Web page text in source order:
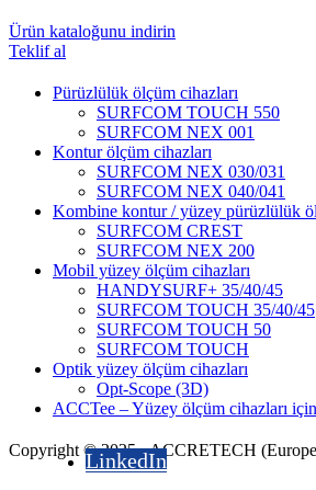
Ürün kataloğunu indirin
Teklif al
Pürüzlülük ölçüm cihazları
SURFCOM TOUCH 550
SURFCOM NEX 001
Kontur ölçüm cihazları
SURFCOM NEX 030/031
SURFCOM NEX 040/041
Kombine kontur / yüzey pürüzlülük
SURFCOM CREST
SURFCOM NEX 200
Mobil yüzey ölçüm cihazları
HANDYSURF+ 35/40/45
SURFCOM TOUCH 35/40/45
SURFCOM TOUCH 50
SURFCOM TOUCH
Optik yüzey ölçüm cihazları
Opt-Scope (3D)
ACCTee – Yüzey ölçüm cihazları için
Copyright © 2025 - ACCRETECH
LinkedIn